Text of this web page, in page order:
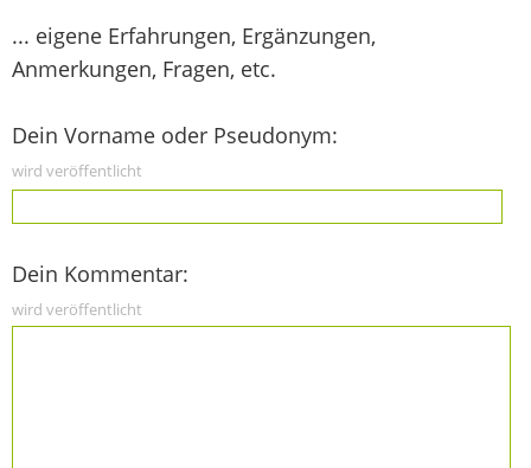
... eigene Erfahrungen, Ergänzungen,
Anmerkungen, Fragen, etc.
Dein Vorname oder Pseudonym:
wird veröffentlicht
Dein Kommentar:
wird veröffentlicht